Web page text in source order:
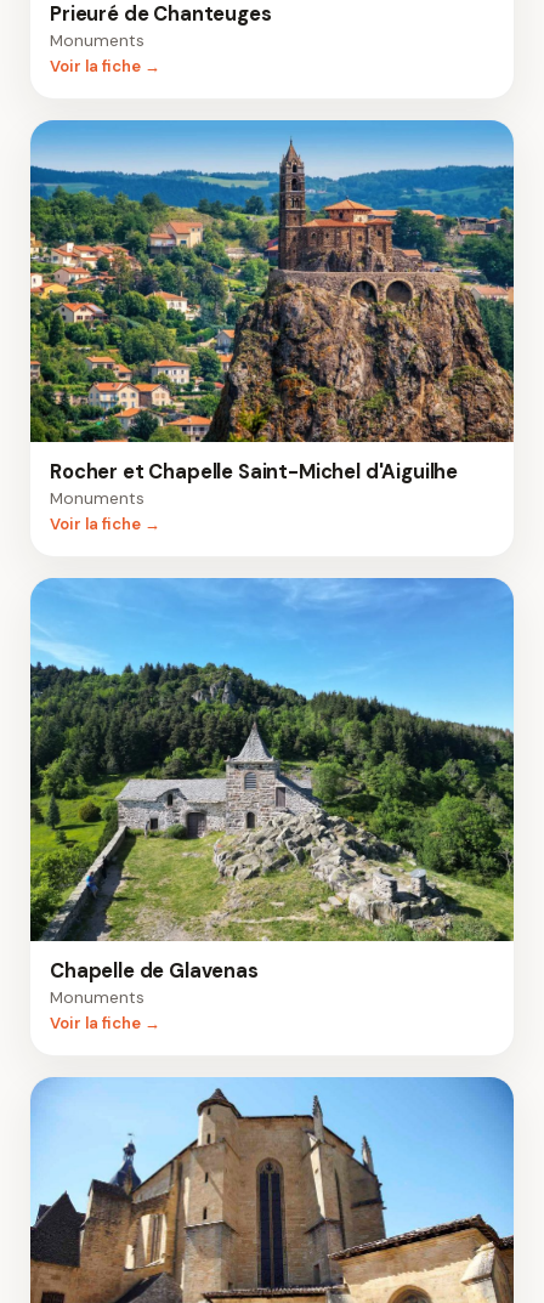
Prieuré de Chanteuges
Monuments
Voir la fiche →
Rocher et Chapelle Saint-Michel d'Aiguilhe
Monuments
Voir la fiche →
Chapelle de Glavenas
Monuments
Voir la fiche →